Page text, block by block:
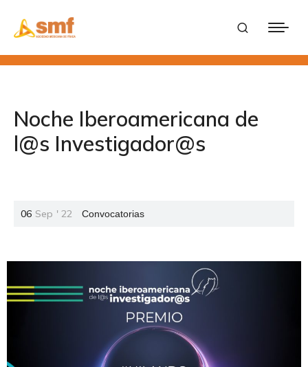
Noche Iberoamericana de
l@s Investigador@s
06 Sep ' 22 Convocatorias